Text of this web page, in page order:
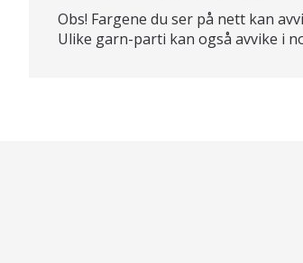
Obs! Fargene du ser på nett kan
Ulike garn-parti kan også avvike i